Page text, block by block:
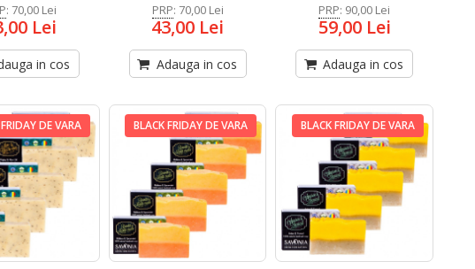
: 70,00 Lei
Lei
in cos
PRP: 70,00 Lei
43,00 Lei
Adauga in cos
PRP: 90,00 Lei
59,00 Lei
Adauga in cos
DE VARA BLACK FRIDAY DE VARA BLACK FRIDAY DE VARA